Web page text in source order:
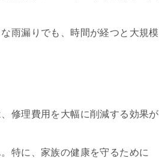
雨漏りでも、時間が経つと大規模
修理費用を大幅に削減する効果が
特に、家族の健康を守るために